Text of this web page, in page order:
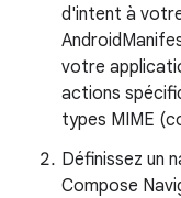
d'intent à
votre
actions
types MIME
Définissez un
Compose